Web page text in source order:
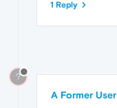
1 Reply
?
A Former User